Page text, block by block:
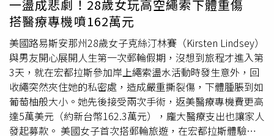
的合作夥伴。事實上，早在6月，魯拉便已將北京視為回應
華府政策的核心。當時，美國宣布對巴西商品加徵關稅數小
時後，中國立即宣布解除巴西牛肉口蹄疫（Foot-and-
mouth disease）限制，進一步擴大巴西牛肉進入全球最大
市場的機會。魯拉當時感謝中國做出這項決定，並強調：
「我不會哭。如果你不想向我買東西，那就把你的東西留
著，我會賣給其他人。」中國方面則以更鮮明的政治語言描
述此次的習魯通話。根據中國官方媒體《新華社》報導，習
近平指出，近年來，中巴命運共同體建設和兩國發展戰略對
一盪成悲劇！28歲女玩高空繩索下體重傷
搭醫療專機噴162萬元
美國路易斯安那州28歲女子克絲汀林賽（Kirsten Lindsey）
與男友開心展開人生第一次郵輪假期，沒想到旅程才進入第
3天，就在宏都拉斯參加岸上繩索盪水活動時發生意外，回
收繩突然夾住她的私密處，造成嚴重撕裂傷，下體腫脹到如
葡萄柚般大小。她先後接受兩次手術，返美醫療專機費更高
達5萬美元（約新台幣162.3萬元），龐大醫療支出也讓家人
發起募款。 美國女子首次搭郵輪旅遊，在宏都拉斯體驗繩